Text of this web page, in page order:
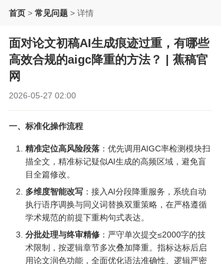
首页 > 常见问题 > 详情
面对论文初稿AI生成痕迹过重，有哪些
高效合规的aigc降重的方法？ | 蕉稿官
网
2026-05-27 02:00
一、标准化操作流程
精准定位高风险段落 ：优先调用AIGC率检测模块扫
描全文，精准标记疑似AI生成的高频区域，避免盲
目全篇修改。
多维度智能改写 ：接入AI分段降重服务，系统自动
执行语序调换与同义词替换双重策略，在严格遵循
学术规范的前提下重构句式表达。
分批处理与终审精修 ：严守单次提交≤2000字的技
术限制，按逻辑章节多次叠加降重。指标达标后启
用论文润色功能，全面优化语法准确性、逻辑严密